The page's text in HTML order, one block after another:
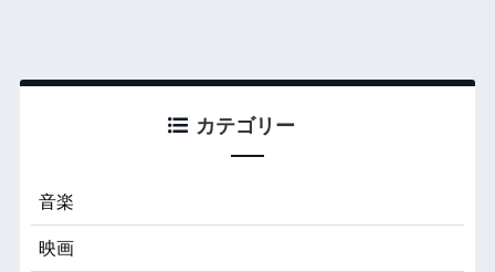
カテゴリー
音楽
映画